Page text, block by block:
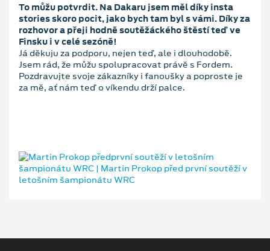
To můžu potvrdit. Na Dakaru jsem měl díky insta
stories skoro pocit, jako bych tam byl s vámi. Díky za
rozhovor a přeji hodně soutěžáckého štěstí teď ve
Finsku i v celé sezóně!
Já děkuju za podporu, nejen teď, ale i dlouhodobě.
Jsem rád, že můžu spolupracovat právě s Fordem.
Pozdravujte svoje zákazníky i fanoušky a poproste je
za mě, ať nám teď o víkendu drží palce.